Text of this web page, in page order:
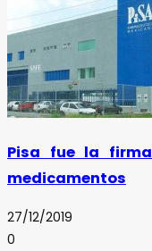
Pisa fue la
medicamentos
27/12/2019
0